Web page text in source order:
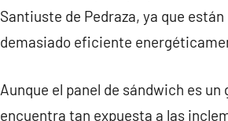
Santiuste de Pedraza, ya que
demasiado eficiente
Aunque el panel de sándwich es
encuentra tan expuesta a las